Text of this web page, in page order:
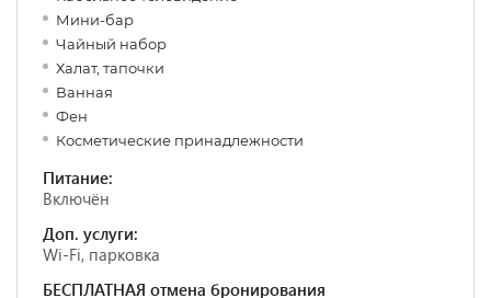
Мини-бар
Чайный набор
Халат, тапочки
Ванная
Фен
Косметические принадлежности
Питание:
Включён
Доп. услуги:
Wi-Fi, парковка
БЕСПЛАТНАЯ отмена бронирования